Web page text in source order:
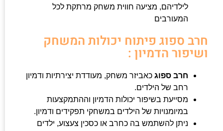
לילדיהם, מציעה חווית משחק מרתקת לכל
המעורבים
חרב ספוג פיתוח יכולות המשחק
ושיפור הדמיון :
חרב ספוג כאביזר משחק, מעודדת יצירתיות ודמיון
רחב של הילדים.
מסייעת בשיפור יכולות הדמיון וההתמקצעות
במיומנויות של הילדים במשחקי תפקידים ודמיון.
ניתן להשתמש בה כחרב או כסכין צעצוע, ילדים